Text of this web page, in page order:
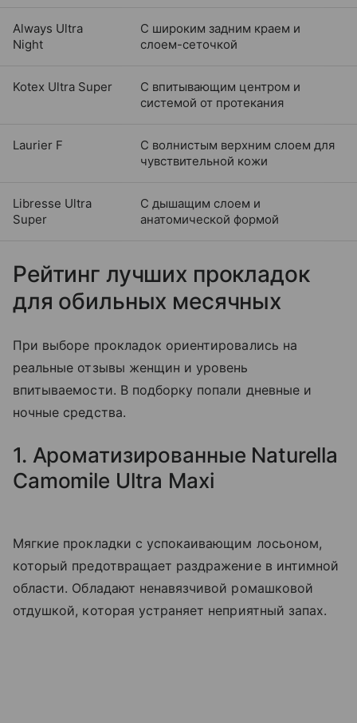
Always Ultra
Night
С широким задним краем и
слоем-сеточкой
Kotex Ultra Super
С впитывающим центром и
системой от протекания
Laurier F
С волнистым верхним слоем для
чувствительной кожи
Libresse Ultra
Super
С дышащим слоем и
анатомической формой
Рейтинг лучших прокладок
для обильных месячных
При выборе прокладок ориентировались на
реальные отзывы женщин и уровень
впитываемости. В подборку попали дневные и
ночные средства.
1. Ароматизированные Naturella
Camomile Ultra Maxi
Мягкие прокладки с успокаивающим лосьоном,
который предотвращает раздражение в интимной
области. Обладают ненавязчивой ромашковой
отдушкой, которая устраняет неприятный запах.